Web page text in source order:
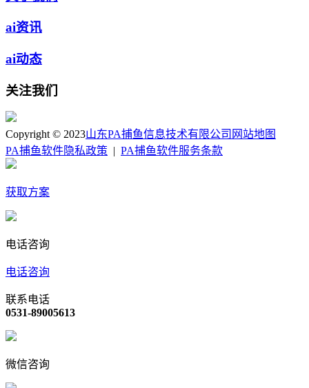
ai资讯
ai动态
关注我们
Copyright © 2023山东PA捕鱼信息技术有限公司 网站地图
PA捕鱼软件隐私政策
PA捕鱼软件服务条款
获取方案
电话咨询
电话咨询
联系电话
0531-89005613
微信咨询